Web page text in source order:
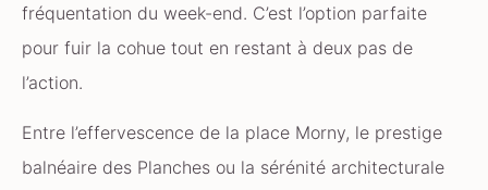
fréquentation du week-end. C’est l’option parfaite
pour fuir la cohue tout en restant à deux pas de
l’action.
Entre l’effervescence de la place Morny, le prestige
balnéaire des Planches ou la sérénité architecturale